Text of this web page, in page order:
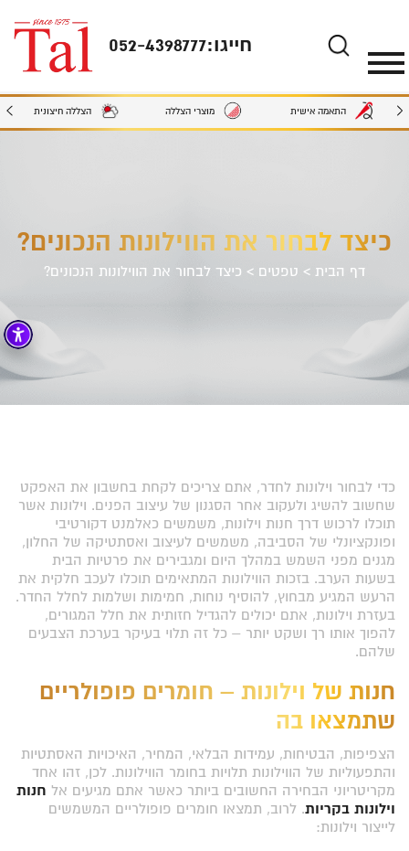
חייגו:052-4398777
התאמה אישית מוצרי הצללה הצללה חיצונית
כיצד לבחור את הווילונות הנכונים?
דף הבית > טפטים > כיצד לבחור את הווילונות הנכונים?
כדי לבחור וילונות לחדר, אתם צריכים לקחת בחשבון את האפקט
שחשוב להשיג ולעקוב אחר הסגנון של עיצוב הפנים. וילונות אשר
תוכלו לרכוש דרך חנות וילונות, משמשים כאלמנט דקורטיבי
ופונקציונלי של הסביבה, משמשים לעיצוב ואסתטיקה של החלון,
מגנים מפני השמש במהלך היום ומגבירים את פרטיות הבית
בשעות הערב. בזכות הווילונות המתאימים תוכלו לעכב חלקית את
הרעש המגיע מבחוץ, להוסיף נוחות, חמימות ושלמות לחלל החדר.
בעזרת וילונות, אתם יכולים להגדיל חזותית את חלל המגורים,
להפוך אותו רך ושקט יותר – כל זה תלוי בעיקר בערכת הצבעים
שלהם.
חנות של וילונות – חומרים פופולריים
שתמצאו בה
הצפיפות, הבטיחות, עמידות הבלאי, המחיר, האיכויות האסתטיות
והתפעוליות של הווילונות תלויות בחומר הווילונות. לכן, זהו אחד
מקריטריוני הבחירה החשובים ביותר כאשר אתם מגיעים אל חנות
וילונות בקריות. לרוב, תמצאו חומרים פופולריים המשמשים
לייצור וילונות: